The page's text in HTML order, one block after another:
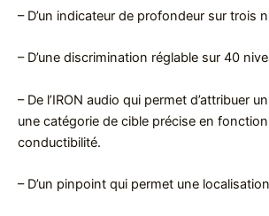
– D’un indicateur de profondeur sur trois
– D’une discrimination réglable sur 40
– De l’IRON audio qui permet d’attribuer
une catégorie de cible précise en fonction
conductibilité.
– D’un pinpoint qui permet une